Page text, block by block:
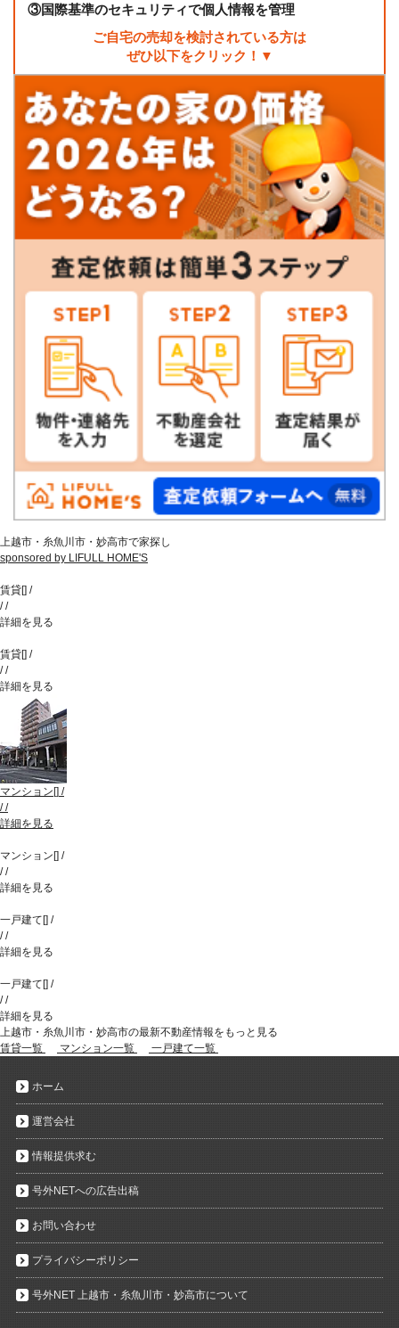
③国際基準のセキュリティで個人情報を管理
ご自宅の売却を検討されている方は
ぜひ以下をクリック！▼
上越市・糸魚川市・妙高市で家探し
sponsored by LIFULL HOME'S
賃貸[] /
//
詳細を見る
賃貸[] /
//
詳細を見る
マンション [] /
//
詳細を見る
マンション [] /
//
詳細を見る
一戸建て [] /
//
詳細を見る
一戸建て [] /
//
詳細を見る
上越市・糸魚川市・妙高市の最新不動産情報をもっと見る
賃貸一覧
マンション一覧 一戸建て一覧
ホーム
運営会社
情報提供求む
号外NETへの広告出稿
お問い合わせ
プライバシーポリシー
号外NET 上越市・糸魚川市・妙高市について